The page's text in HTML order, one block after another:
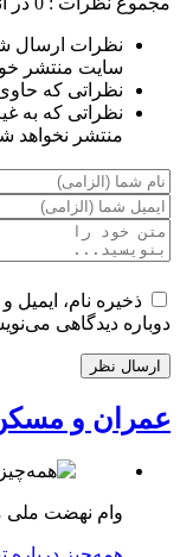
نظرات ارسال
سایت منتشر
نظراتی که
نظراتی که به
منتشر نخواهد
ذخیره نام،
دوباره دیدگاهی
عمران و
وام نهضت ملی